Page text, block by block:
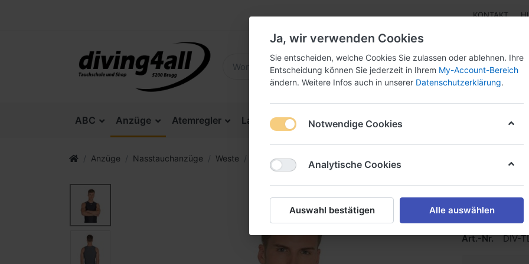
KONTAKT
ABC Anzüge Atemregler Lampen Instrumente Schnäppchenecke
Anzüge Nasstauchanzüge Weste MEN’S THERMOCLINE VEST
MEN’S
Art.-Nr. DIV-
Ja, wir verwenden Cookies
Sie entscheiden, welche Cookies Sie zulassen oder ablehnen. Ihre
Entscheidung können Sie jederzeit in Ihrem My-Account-Bereich
ändern. Weitere Infos auch in unserer Datenschutzerklärung.
Notwendige Cookies
Analytische Cookies
Auswahl bestätigen Alle auswählen